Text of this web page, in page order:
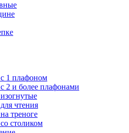
1 плафоном
2 и более плафонами
чтения
треноге
столиком